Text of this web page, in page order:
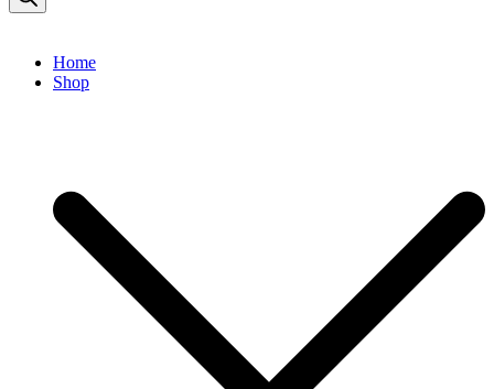
Home
Shop